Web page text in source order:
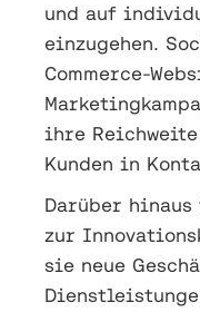
und auf
einzugehen.
Commerce-
ihre
Kunden in
Darüber
zur
sie neue